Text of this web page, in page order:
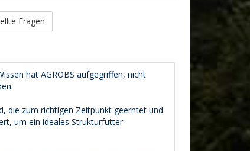
Fragen
hat AGROBS aufgegriffen, nicht
die zum richtigen Zeitpunkt geerntet und
um ein ideales Strukturfutter